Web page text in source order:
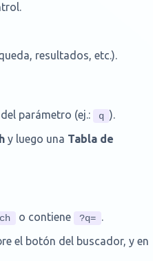
resultados, etc.).
parámetro (ej.: q ).
y luego una Tabla de
o contiene ?q= .
el botón del buscador, y en